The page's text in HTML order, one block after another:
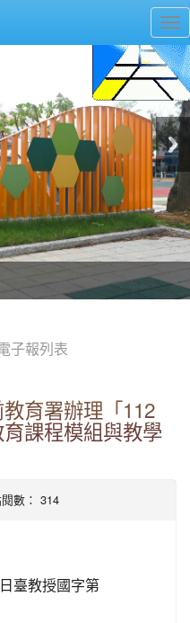
子報列表
育署辦理「112
課程模組與教學
數： 314
臺教授國字第